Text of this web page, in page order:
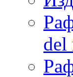
del